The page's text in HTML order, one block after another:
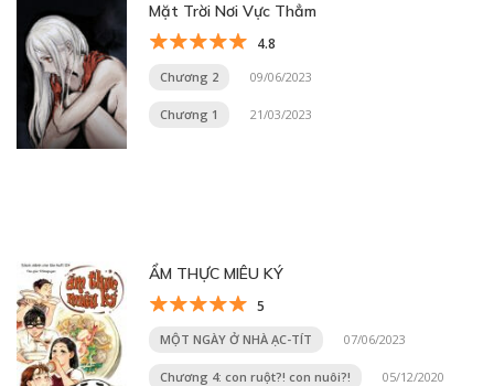
Mặt Trời Nơi Vực Thẳm
4.8
Chương 2 09/06/2023
Chương 1 21/03/2023
ẨM THỰC MIÊU KÝ
5
MỘT NGÀY Ở NHÀ ẠC-TÍT 07/06/2023
Chương 4: con ruột?! con nuôi?! 05/12/2020